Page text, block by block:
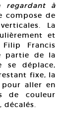
regardant à
compose de
La
et
Francis
partie de la
se déplace,
fixe, la
aller en
de couleur
décalés.